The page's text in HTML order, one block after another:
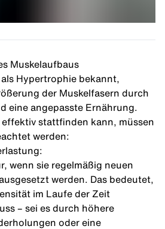
Muskelaufbaus
Hypertrophie bekannt,
der Muskelfasern durch
eine angepasste Ernährung.
effektiv stattfinden kann, müssen
werden:
wenn sie regelmäßig neuen
werden. Das bedeutet,
im Laufe der Zeit
– sei es durch höhere
oder eine